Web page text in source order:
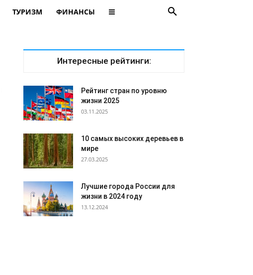
ТУРИЗМ ФИНАНСЫ
Интересные рейтинги:
Рейтинг стран по уровню
жизни 2025
03.11.2025
10 самых высоких деревьев в
мире
27.03.2025
Лучшие города России для
жизни в 2024 году
13.12.2024